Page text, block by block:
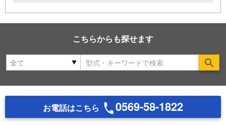
こちらからも探せます
お電話はこちら 0569-58-1822